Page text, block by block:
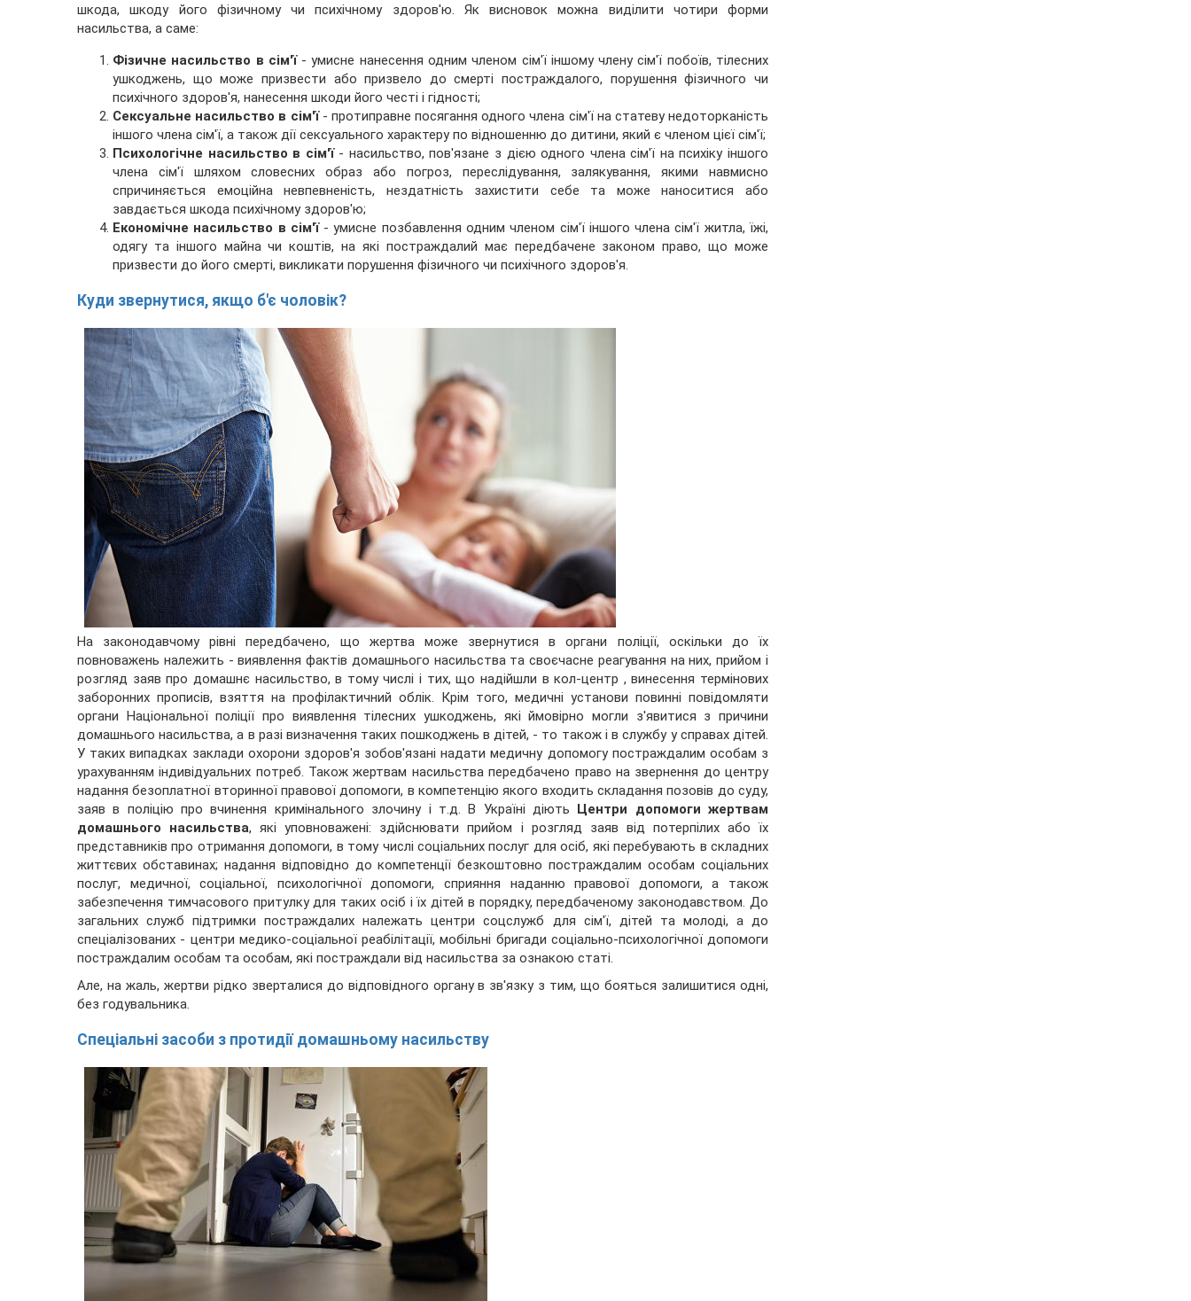
шкода, шкоду його фізичному чи психічному здоров'ю. Як висновок можна виділити чотири форми
насильства, а саме:
Фізичне насильство в сім'ї- умисне нанесення одним членом сім'ї іншому члену сім'ї побоїв, тілесних
ушкоджень, що може призвести або призвело до смерті постраждалого, порушення фізичного чи
психічного здоров'я, нанесення шкоди його честі і гідності;
Сексуальне насильство в сім'ї- протиправне посягання одного члена сім'ї на статеву недоторканість
іншого члена сім'ї, а також дії сексуального характеру по відношенню до дитини, який є членом цієї сім'ї;
Психологічне насильство в сім'ї- насильство, пов'язане з дією одного члена сім'ї на психіку іншого
члена сім'ї шляхом словесних образ або погроз, переслідування, залякування, якими навмисно
спричиняється емоційна невпевненість, нездатність захистити себе та може наноситися або
завдається шкода психічному здоров'ю;
Економічне насильство в сім'ї- умисне позбавлення одним членом сім'ї іншого члена сім'ї житла, їжі,
одягу та іншого майна чи коштів, на які постраждалий має передбачене законом право, що може
призвести до його смерті, викликати порушення фізичного чи психічного здоров'я.
Куди звернутися, якщо б'є чоловік?
На законодавчому рівні передбачено, що жертва може звернутися в органи поліції, оскільки до їх
повноважень належить - виявлення фактів домашнього насильства та своєчасне реагування на них, прийом і
розгляд заяв про домашнє насильство, в тому числі і тих, що надійшли в кол-центр , винесення термінових
заборонних прописів, взяття на профілактичний облік. Крім того, медичні установи повинні повідомляти
органи Національної поліції про виявлення тілесних ушкоджень, які ймовірно могли з'явитися з причини
домашнього насильства, а в разі визначення таких пошкоджень в дітей, - то також і в службу у справах дітей.
У таких випадках заклади охорони здоров'я зобов'язані надати медичну допомогу постраждалим особам з
урахуванням індивідуальних потреб. Також жертвам насильства передбачено право на звернення до центру
надання безоплатної вторинної правової допомоги, в компетенцію якого входить складання позовів до суду,
заяв в поліцію про вчинення кримінального злочину і т.д. В Україні діють Центри допомоги жертвам
домашнього насильства, які уповноважені: здійснювати прийом і розгляд заяв від потерпілих або їх
представників про отримання допомоги, в тому числі соціальних послуг для осіб, які перебувають в складних
життєвих обставинах; надання відповідно до компетенції безкоштовно постраждалим особам соціальних
послуг, медичної, соціальної, психологічної допомоги, сприяння наданню правової допомоги, а також
забезпечення тимчасового притулку для таких осіб і їх дітей в порядку, передбаченому законодавством. До
загальних служб підтримки постраждалих належать центри соцслужб для сім'ї, дітей та молоді, а до
спеціалізованих - центри медико-соціальної реабілітації, мобільні бригади соціально-психологічної допомоги
постраждалим особам та особам, які постраждали від насильства за ознакою статі.
Але, на жаль, жертви рідко зверталися до відповідного органу в зв'язку з тим, що бояться залишитися одні,
без годувальника.
Спеціальні засоби з протидії домашньому насильству